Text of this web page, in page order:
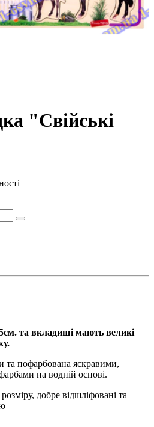
"Свійські
та вкладишi мають великі
та пофарбована яскравими,
на водній основі.
добре відшліфовані та